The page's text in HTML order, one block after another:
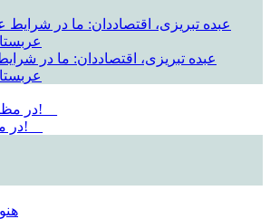
عبده تبریزی، اقتصاددان: ما در
__در مظالم نویسنده بودن!__